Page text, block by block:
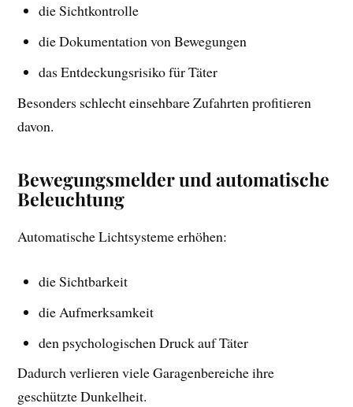
die Sichtkontrolle
die Dokumentation von Bewegungen
das Entdeckungsrisiko für Täter
Besonders schlecht einsehbare Zufahrten profitieren
davon.
Bewegungsmelder und automatische
Beleuchtung
Automatische Lichtsysteme erhöhen:
die Sichtbarkeit
die Aufmerksamkeit
den psychologischen Druck auf Täter
Dadurch verlieren viele Garagenbereiche ihre
geschützte Dunkelheit.